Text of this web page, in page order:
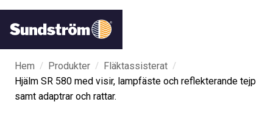
Hem / Produkter / Fläktassisterat /
Hjälm SR 580 med visir, lampfäste och reflekterande tejp
samt adaptrar och rattar.